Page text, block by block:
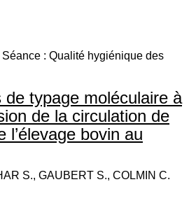
: Qualité hygiénique des
de typage moléculaire à
de la circulation de
l’élevage bovin au
S., GAUBERT S., COLMIN C.